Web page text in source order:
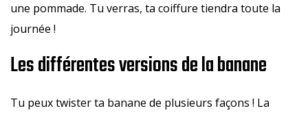
une pommade. Tu verras, ta coiffure tiendra toute la
journée !
Les différentes versions de la banane
Tu peux twister ta banane de plusieurs façons ! La